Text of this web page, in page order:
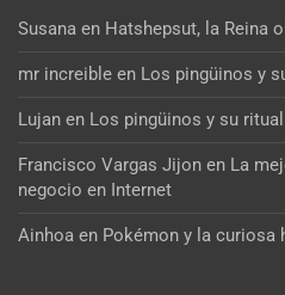
Susana en Hatshepsut, la Reina
mr increible en Los pingüinos y
Lujan en Los pingüinos y su
Francisco Vargas Jijon en La
negocio en Internet
Ainhoa en Pokémon y la curiosa